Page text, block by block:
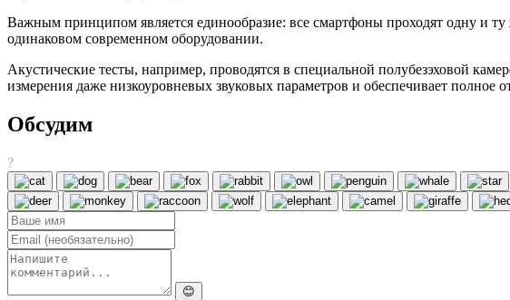
Важным принципом является единообразие: все смартфоны проходят одну и
одинаковом современном оборудовании.
Акустические тесты, например, проводятся в специальной полубезэховой
измерения даже низкоуровневых звуковых параметров и обеспечивает полное
Обсудим
?
😊